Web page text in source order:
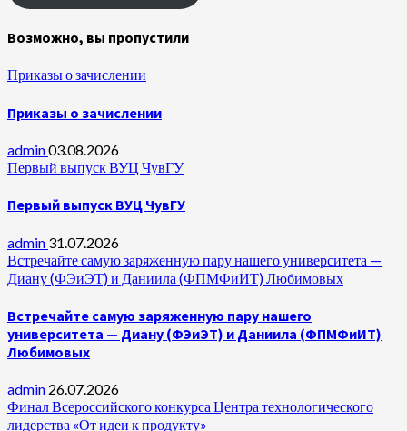
Возможно, вы пропустили
Приказы о зачислении
Приказы о зачислении
admin03.08.2026
Первый выпуск ВУЦ ЧувГУ
Первый выпуск ВУЦ ЧувГУ
admin 31.07.2026
Встречайте самую заряженную пару нашего университета —
Диану (ФЭиЭТ) и Даниила (ФПМФиИТ) Любимовых
Встречайте самую заряженную пару нашего
университета — Диану (ФЭиЭТ) и Даниила (ФПМФиИТ)
Любимовых
admin 26.07.2026
Финал Всероссийского конкурса Центра технологического
лидерства «От идеи к продукту»